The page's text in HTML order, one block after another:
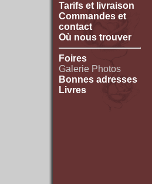
Tarifs et livraison
Commandes et
contact
Où nous trouver
Foires
Galerie Photos
Bonnes adresses
Livres